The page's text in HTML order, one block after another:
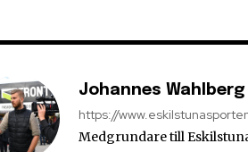
Johannes Wahlberg
https://
Medgrundare till